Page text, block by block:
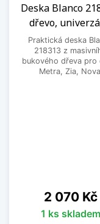
Deska Blanco
dřevo,
Praktická deska
218313 z
bukového dřeva pro
Metra, Zia,
Cena
2 070 Kč
1 ks skladem